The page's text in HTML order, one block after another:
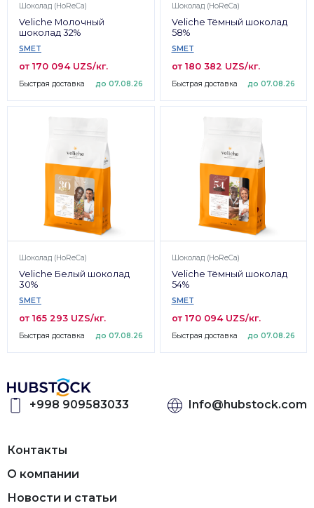
Шоколад (HoReCa)
Veliche Молочный
шоколад 32%
SMET
от 170 094 UZS/кг.
Быстрая доставка до 07.08.26
Шоколад (HoReCa)
Veliche Тёмный шоколад
58%
SMET
от 180 382 UZS/кг.
Быстрая доставка до 07.08.26
Шоколад (HoReCa)
Veliche Белый шоколад
30%
SMET
от 165 293 UZS/кг.
Быстрая доставка до 07.08.26
Шоколад (HoReCa)
Veliche Тёмный шоколад
54%
SMET
от 170 094 UZS/кг.
Быстрая доставка до 07.08.26
+998 909583033 Info@hubstock.com
Контакты
О компании
Новости и статьи